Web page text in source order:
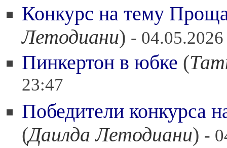
Конкурс на тему
Летодиани) -
Пинкертон в юбке (
23:47
Победители конкурса
(Даилда Летодиани) -